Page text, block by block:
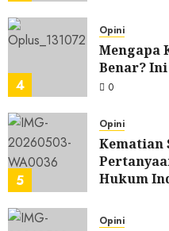
4
Opini
Mengapa
Benar?
0
5
Opini
Kematian
Hukum
Opini